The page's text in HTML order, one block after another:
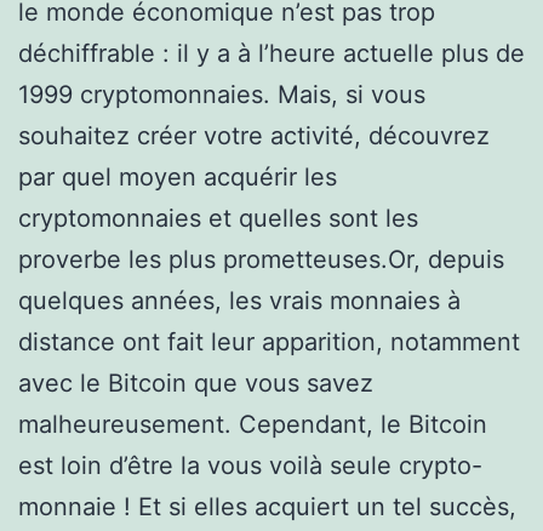
le monde économique n’est pas trop
déchiffrable : il y a à l’heure actuelle plus de
1999 cryptomonnaies. Mais, si vous
souhaitez créer votre activité, découvrez
par quel moyen acquérir les
cryptomonnaies et quelles sont les
proverbe les plus prometteuses.Or, depuis
quelques années, les vrais monnaies à
distance ont fait leur apparition, notamment
avec le Bitcoin que vous savez
malheureusement. Cependant, le Bitcoin
est loin d’être la vous voilà seule crypto-
monnaie ! Et si elles acquiert un tel succès,